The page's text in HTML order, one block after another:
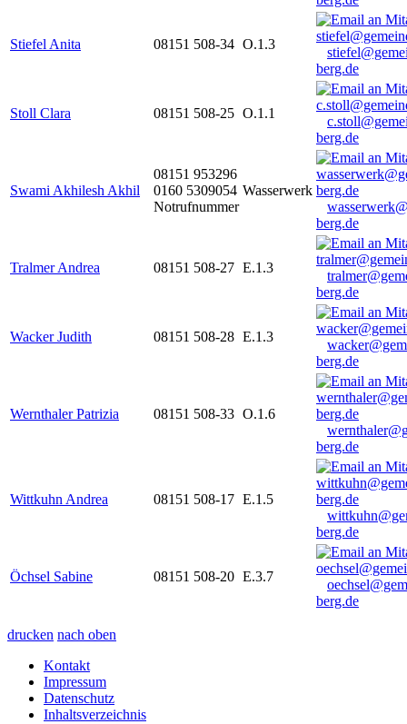
Stiefel Anita 08151 508-34 O.1.3
berg.de
Stoll Clara 08151 508-25 O.1.1
berg.de
Swami Akhilesh Akhil
08151 953296
0160 5309054
Notrufnummer
Wasserwerk
berg.de
Tralmer Andrea 08151 508-27 E.1.3
berg.de
Wacker Judith 08151 508-28 E.1.3
berg.de
Wernthaler Patrizia 08151 508-33 O.1.6
berg.de
Wittkuhn Andrea 08151 508-17 E.1.5
berg.de
Öchsel Sabine 08151 508-20 E.3.7
berg.de
drucken nach oben
Kontakt
Impressum
Datenschutz
Inhaltsverzeichnis